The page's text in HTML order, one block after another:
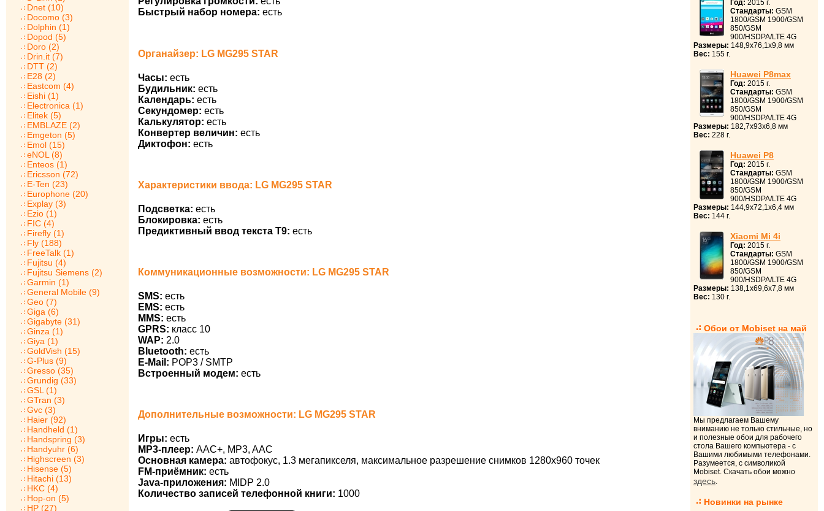
Dnet (10)
Docomo (3)
Dolphin (1)
Dopod (5)
Doro (2)
Drin.it (7)
DTT (2)
E28 (2)
Eastcom (4)
Eishi (1)
Electronica (1)
Elitek (5)
EMBLAZE (2)
Emgeton (5)
Emol (15)
eNOL (8)
Enteos (1)
Ericsson (72)
E-Ten (23)
Europhone (20)
Explay (3)
Ezio (1)
FIC (4)
Firefly (1)
Fly (188)
FreeTalk (1)
Fujitsu (4)
Fujitsu Siemens (2)
Garmin (1)
General Mobile (9)
Geo (7)
Giga (6)
Gigabyte (31)
Ginza (1)
Giya (1)
GoldVish (15)
G-Plus (9)
Gresso (35)
Grundig (33)
GSL (1)
GTran (3)
Gvc (3)
Haier (92)
Handheld (1)
Handspring (3)
Handyuhr (6)
Highscreen (3)
Hisense (5)
Hitachi (13)
HKC (4)
Hop-on (5)
HP (27)
Быстрый набор номера: есть
Органайзер: LG MG295 STAR
Часы: есть
Будильник: есть
Календарь: есть
Секундомер: есть
Калькулятор: есть
Конвертер величин: есть
Диктофон: есть
Характеристики ввода: LG MG295 STAR
Подсветка: есть
Блокировка: есть
Предиктивный ввод текста Т9: есть
Коммуникационные возможности: LG MG295 STAR
SMS: есть
EMS: есть
MMS: есть
GPRS: класс 10
WAP: 2.0
Bluetooth: есть
E-Mail: POP3 / SMTP
Встроенный модем: есть
Дополнительные возможности: LG MG295 STAR
Игры: есть
MP3-плеер: AAC+, MP3, AAC
Основная камера: автофокус, 1.3 мегапикселя, максимальное разрешение снимков 1280х960 точек
FM-приёмник: есть
Java-приложения: MIDP 2.0
Количество записей телефонной книги: 1000
Год: 2015 г.
Стандарты: GSM
1800/GSM 1900/GSM
850/GSM
900/HSDPA/LTE 4G
Размеры: 148,9x76,1x9,8 мм
Вес: 155 г.
Huawei P8max
Год: 2015 г.
Стандарты: GSM
1800/GSM 1900/GSM
850/GSM
900/HSDPA/LTE 4G
Размеры: 182,7x93x6,8 мм
Вес: 228 г.
Huawei P8
Год: 2015 г.
Стандарты: GSM
1800/GSM 1900/GSM
850/GSM
900/HSDPA/LTE 4G
Размеры: 144,9x72,1x6,4 мм
Вес: 144 г.
Xiaomi Mi 4i
Год: 2015 г.
Стандарты: GSM
1800/GSM 1900/GSM
850/GSM
900/HSDPA/LTE 4G
Размеры: 138,1x69,6x7,8 мм
Вес: 130 г.
Обои от Mobiset на май
Мы предлагаем Вашему
вниманию не только стильные, но
и полезные обои для рабочего
стола Вашего компьютера - с
Вашими любимыми телефонами.
Разумеется, с символикой
Mobiset. Скачать обои можно
здесь.
Новинки на рынке